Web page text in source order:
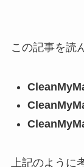
この記事を読
上記のように